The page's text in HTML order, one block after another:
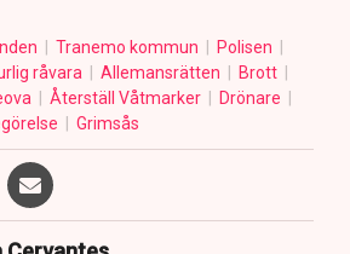
Tranemo kommun
Polisen
råvara
Allemansrätten
Brott
Återställ Våtmarker
Drönare
Grimsås